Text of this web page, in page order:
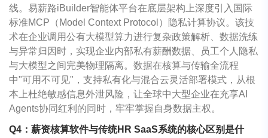
线。易薪路iBuilder智能体平台在底层架构上深度引入国际
标准MCP（Model Context Protocol）隐私计算协议。该技
术在企业调用公有大模型算力进行复杂政策解析、数据洗练
与异常归因时，实现企业内部私有薪酬数据、员工个人隐私
与大模型之间完美物理隔离。数据在核算与传输全流程
中"可用不可见"，支持私有化与混合云灵活部署模式，从根
本上杜绝敏感信息外泄风险，让全球中大型企业在充享AI
Agents协同红利的同时，牢牢掌握自身数据主权。
Q4：薪资核算软件与传统HR SaaS系统的核心区别是什